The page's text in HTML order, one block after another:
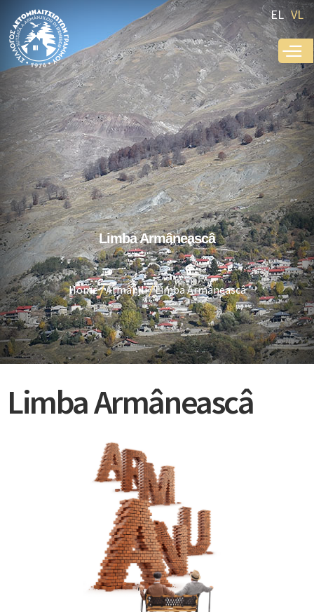
main
content
EL VL
Home Armânjli Limba Armâneascâ
Limba Armâneascâ
Limba Armâneascâ